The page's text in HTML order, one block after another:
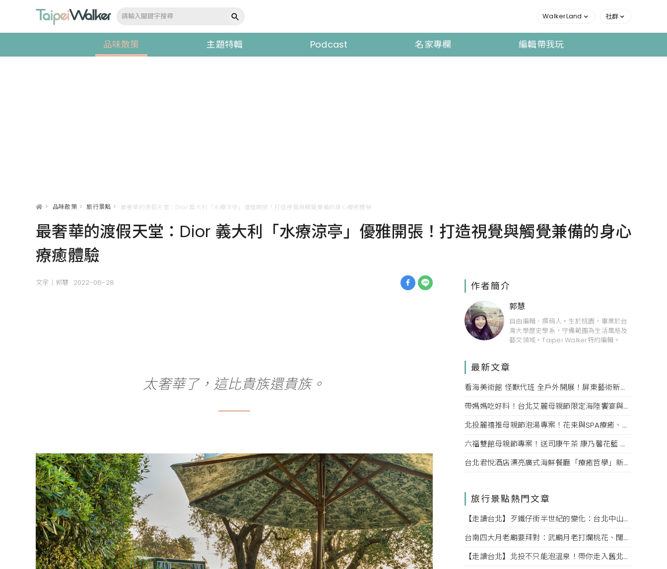
WalkerLand 社群
品味散策 主題特輯 Podcast 名家專欄 編輯帶我玩
> 品味散策 > 旅行景點 > 最奢華的渡假天堂：Dior 義大利「水療涼亭」優雅開張！打造視覺與觸覺兼備的身心療癒體驗
最奢華的渡假天堂：Dior 義大利「水療涼亭」優雅開張！打造視覺與觸覺兼備的身心
療癒體驗
文字｜郭慧 2022-06-28
太奢華了，這比貴族還貴族。
作者簡介
郭慧
自由編輯、撰稿人。生於桃園，畢業於台
灣大學歷史學系，守備範圍為生活風格及
藝文領域。Taipei Walker特約編輯。
最新文章
看海美術館 怪獸代班 全戶外開展！屏東藝術新亮點 網美必拍。
帶媽媽吃好料！台北艾麗母親節限定海陸饗宴與住房專案一次收藏。
北投麗禧推母親節泡湯專案！花束與SPA療癒、甜點同步登場
六福雙館母親節專案！送司康午茶 康乃馨花籃 演唱會票，高鐵78折限量。
台北君悅酒店漂亮廣式海鮮餐廳「療癒哲學」新菜單！每一口都成為心靈的享受。
旅行景點熱門文章
【走讀台北】歹鐵仔街半世紀的變化：台北中山赤峰街上文創小店內的故事
台南四大月老廟要拜對：武廟月老打爛桃花、闊嘴月老說媒牽姻緣，愛情也該對症下藥
【走讀台北】北投不只能泡溫泉！帶你走入舊北投的老街巷弄，探索老台北的迷人風情